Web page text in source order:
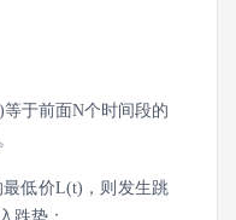
于前面N个时间段的
低价L(t)，则发生跳